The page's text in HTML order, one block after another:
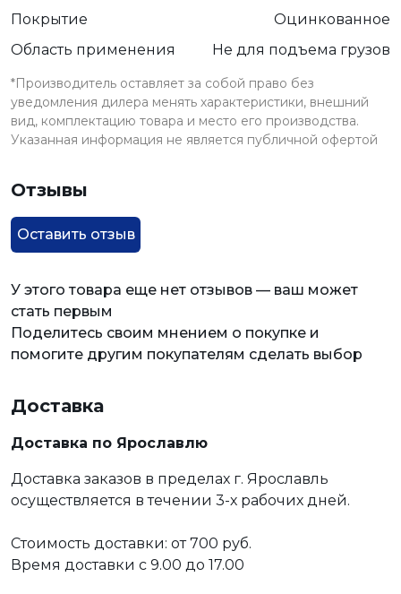
Покрытие
Оцинкованное
Область применения
Не для подъема грузов
*Производитель оставляет за собой право без
уведомления дилера менять характеристики, внешний
вид, комплектацию товара и место его производства.
Указанная информация не является публичной офертой
Отзывы
Оставить отзыв
У этого товара еще нет отзывов — ваш может
стать первым
Поделитесь своим мнением о покупке и
помогите другим покупателям сделать выбор
Доставка
Доставка по Ярославлю
Доставка заказов в пределах г. Ярославль
осуществляется в течении 3-х рабочих дней.
Стоимость доставки: от 700 руб.
Время доставки с 9.00 до 17.00